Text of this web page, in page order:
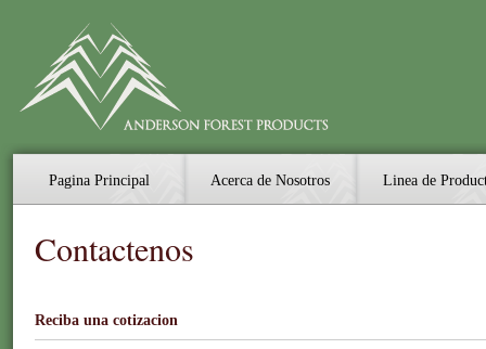
Pagina Principal Acerca de Nosotros Linea de
Contactenos
Reciba una cotizacion